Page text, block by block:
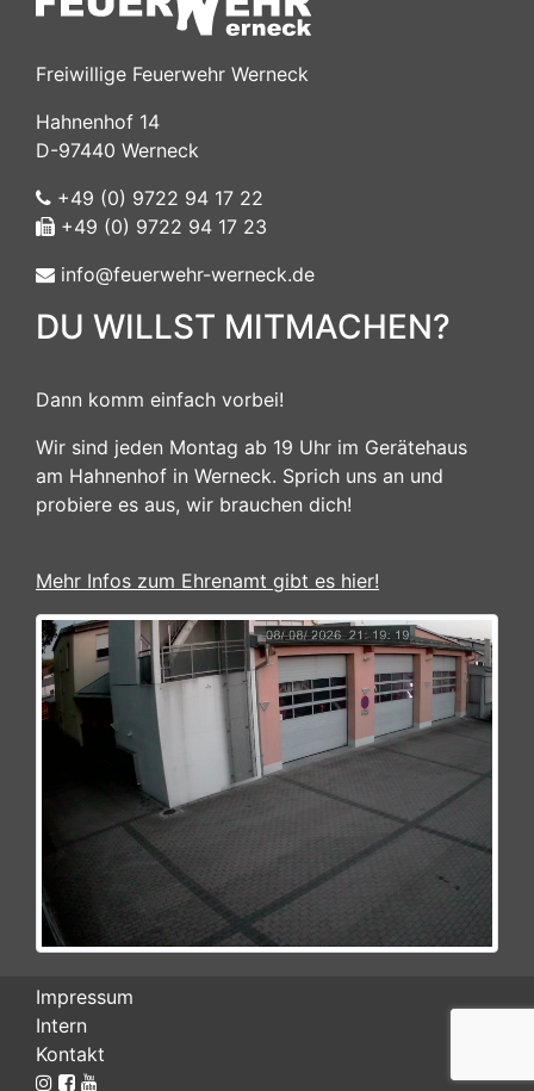
Freiwillige Feuerwehr Werneck
Hahnenhof 14
D-97440 Werneck
+49 (0) 9722 94 17 22
+49 (0) 9722 94 17 23
info@feuerwehr-werneck.de
DU WILLST MITMACHEN?
Dann komm einfach vorbei!
Wir sind jeden Montag ab 19 Uhr im Gerätehaus
am Hahnenhof in Werneck. Sprich uns an und
probiere es aus, wir brauchen dich!
Mehr Infos zum Ehrenamt gibt es hier!
Impressum
Intern
Kontakt